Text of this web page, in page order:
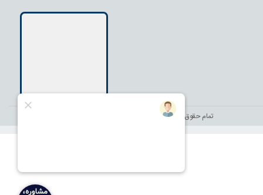
تمام حقوق این سایت متعلق به